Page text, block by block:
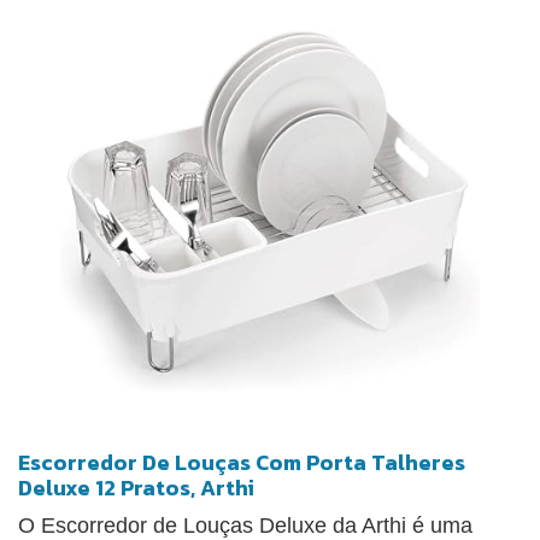
Escorredor De Louças Com Porta Talheres
Deluxe 12 Pratos, Arthi
O Escorredor de Louças Deluxe da Arthi é uma